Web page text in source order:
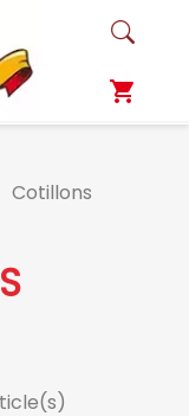
shopping_cart
Cotillons